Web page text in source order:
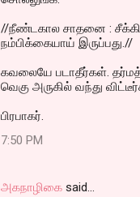
//நீண்டகால சாதனை :
நம்பிக்கையாய் இருப்பது.//
கவலையே படாதீர்கள்.
வெகு அருகில் வந்து
பிரபாகர்.
7:50 PM
அகநாழிகை said…